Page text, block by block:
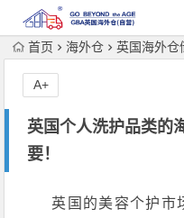
首页 海外仓 英国海外仓
英国个人洗护品类的
要！
A+
英国的美容个护市